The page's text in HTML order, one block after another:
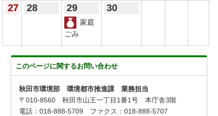
27 28 29
家庭
ごみ
30
このページに関するお問い合わせ
秋田市環境部 環境都市推進課 業務担当
〒010-8560 秋田市山王一丁目1番1号 本庁舎3階
電話：018-888-5709 ファクス：018-888-5707